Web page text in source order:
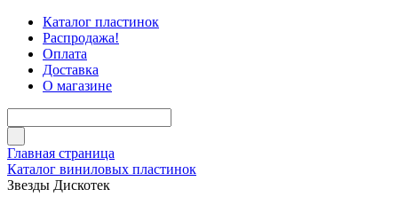
Каталог пластинок
Распродажа!
Оплата
Доставка
О магазине
Главная страница
Каталог виниловых пластинок
Звезды Дискотек